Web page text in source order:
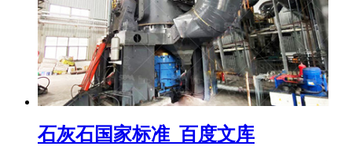
石灰石国家标准_百度文库